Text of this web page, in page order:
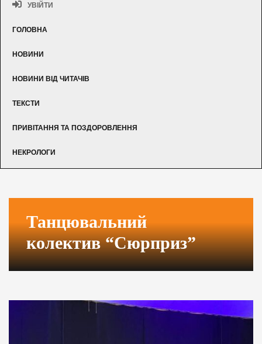
УВІЙТИ
ГОЛОВНА
НОВИНИ
НОВИНИ ВІД ЧИТАЧІВ
ТЕКСТИ
ПРИВІТАННЯ ТА ПОЗДОРОВЛЕННЯ
НЕКРОЛОГИ
Танцювальний
колектив “Сюрприз”